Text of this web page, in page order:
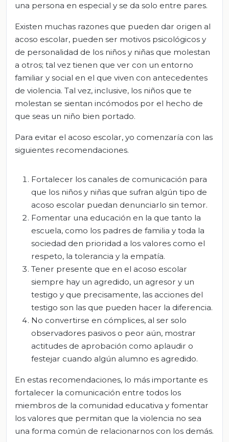
una persona en especial y se da solo entre pares.
Existen muchas razones que pueden dar origen al
acoso escolar, pueden ser motivos psicológicos y
de personalidad de los niños y niñas que molestan
a otros; tal vez tienen que ver con un entorno
familiar y social en el que viven con antecedentes
de violencia. Tal vez, inclusive, los niños que te
molestan se sientan incómodos por el hecho de
que seas un niño bien portado.
Para evitar el acoso escolar, yo comenzaría con las
siguientes recomendaciones.
Fortalecer los canales de comunicación para
que los niños y niñas que sufran algún tipo de
acoso escolar puedan denunciarlo sin temor.
Fomentar una educación en la que tanto la
escuela, como los padres de familia y toda la
sociedad den prioridad a los valores como el
respeto, la tolerancia y la empatía.
Tener presente que en el acoso escolar
siempre hay un agredido, un agresor y un
testigo y que precisamente, las acciones del
testigo son las que pueden hacer la diferencia.
No convertirse en cómplices, al ser solo
observadores pasivos o peor aún, mostrar
actitudes de aprobación como aplaudir o
festejar cuando algún alumno es agredido.
En estas recomendaciones, lo más importante es
fortalecer la comunicación entre todos los
miembros de la comunidad educativa y fomentar
los valores que permitan que la violencia no sea
una forma común de relacionarnos con los demás.